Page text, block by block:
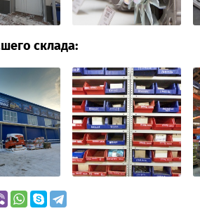
склада: